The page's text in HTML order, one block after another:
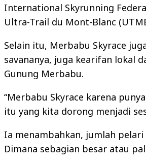
International Skyrunning
Ultra-Trail du Mont-Blanc
Selain itu, Merbabu Skyrace
savananya, juga kearifan lokal
Gunung Merbabu.
“Merbabu Skyrace karena
itu yang kita dorong menjadi
Ia menambahkan, jumlah
Dimana sebagian besar atau